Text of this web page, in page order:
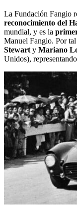
La Fundación Fangio
reconocimiento del
mundial, y es la
Manuel Fangio. Por
Stewart y Mariano
Unidos),